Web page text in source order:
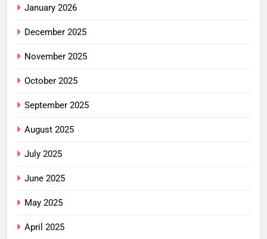
January 2026
December 2025
November 2025
October 2025
September 2025
August 2025
July 2025
June 2025
May 2025
April 2025